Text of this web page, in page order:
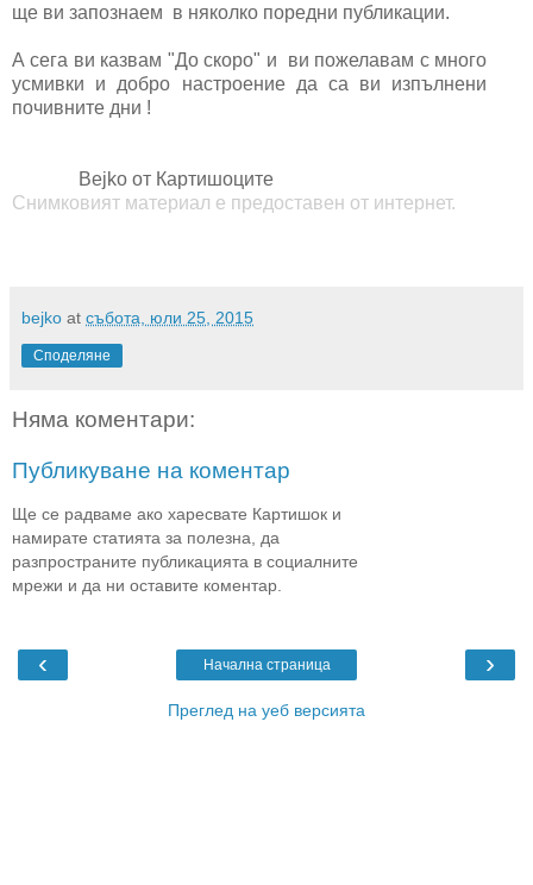
ще ви запознаем в няколко поредни публикации.
А сега ви казвам "До скоро" и ви пожелавам с много
усмивки и добро настроение да са ви изпълнени
почивните дни !
Bejko от Картишоците
Снимковият материал е предоставен от интернет.
bejko at събота, юли 25, 2015
Споделяне
Няма коментари:
Публикуване на коментар
Ще се радваме ако харесвате Картишок и
намирате статията за полезна, да
разпространите публикацията в социалните
мрежи и да ни оставите коментар.
‹ ›
Начална страница
Преглед на уеб версията